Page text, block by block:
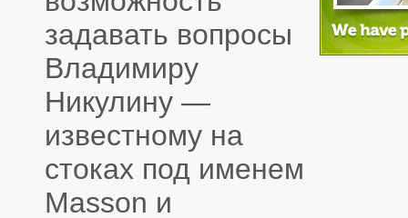
задавать вопросы
Владимиру
Никулину —
известному на
стоках под именем
Masson и